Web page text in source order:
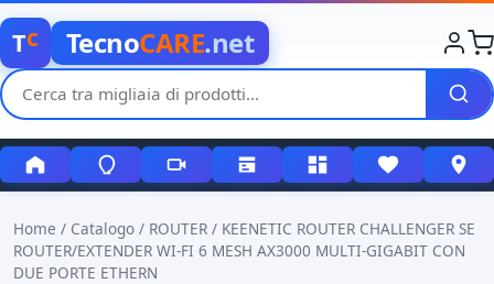
Tc TecnoCARE.net
Home / Catalogo / ROUTER / KEENETIC ROUTER CHALLENGER SE
ROUTER/EXTENDER WI-FI 6 MESH AX3000 MULTI-GIGABIT CON
DUE PORTE ETHERN